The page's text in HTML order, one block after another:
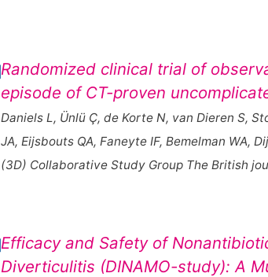
Randomized clinical trial of
episode of CT-proven
Daniels L, Ünlü Ç, de Korte N, van Dieren S,
JA, Eijsbouts QA, Faneyte IF, Bemelman WA,
(3D) Collaborative Study Group The British
Efficacy and Safety of
Diverticulitis (DINAMO-study): A